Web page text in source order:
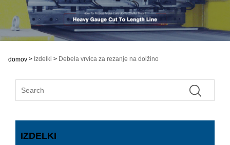
domov > Izdelki > Debela vrvica za rezanje na dolžino
IZDELKI